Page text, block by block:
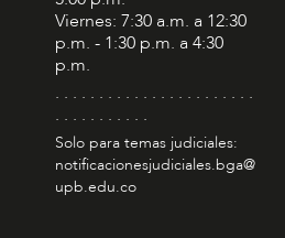
Viernes: 7:30 a.m. a 12:30
p.m. - 1:30 p.m. a 4:30
p.m.
. . . . . . . . . . . . . . . . . . . . . . .
. . . . . . . . . . .
Solo para temas judiciales:
notificacionesjudiciales.bga@
upb.edu.co